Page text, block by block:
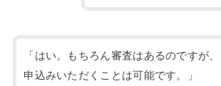
「はい。もちろん審査はあるのですが
申込みいただくことは可能です。」